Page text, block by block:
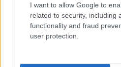
I want to allow Google to
related to security, including
functionality and fraud
user protection.
Kövesd a Glamour